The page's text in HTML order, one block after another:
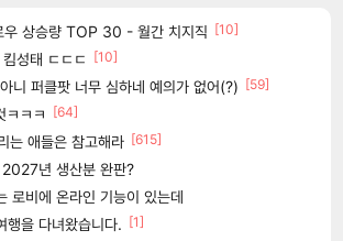
우 상승량 TOP 30 - 월간 치지직 [10]
성태 ㄷㄷㄷ
[10]
니 퍼클팟 너무 심하네 예의가 없어(?) [59]
ㅋㅋㅋ
[64]
는 애들은 참고해라 [615]
년 생산분 완판?
로비에 온라인 기능이 있는데
행을 다녀왔습니다. [1]